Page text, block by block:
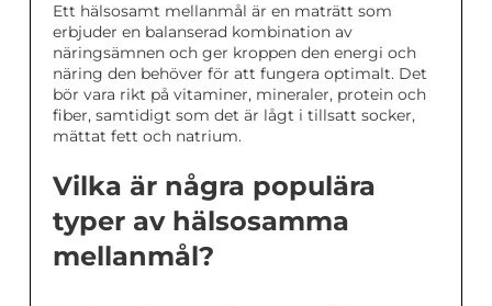
Ett hälsosamt mellanmål är en maträtt som
erbjuder en balanserad kombination av
näringsämnen och ger kroppen den energi och
näring den behöver för att fungera optimalt. Det
bör vara rikt på vitaminer, mineraler, protein och
fiber, samtidigt som det är lågt i tillsatt socker,
mättat fett och natrium.
Vilka är några populära
typer av hälsosamma
mellanmål?